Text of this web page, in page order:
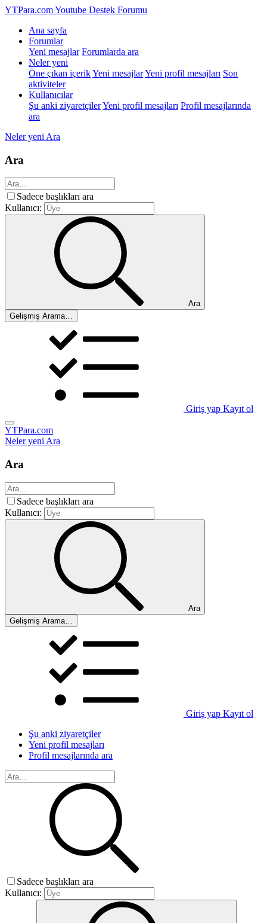
YTPara.comYoutube Destek Forumu
Ana sayfa
Forumlar
Yeni mesajlar Forumlarda ara
Neler yeni
Öne çıkan içerikYeni mesajlarYeni profil mesajları Son
aktiviteler
Kullanıcılar
Şu anki ziyaretçilerYeni profil mesajları Profil mesajlarında
ara
Neler yeni Ara
Ara
Sadece başlıkları ara
Kullanıcı:
Ara
Gelişmiş Arama…
Giriş yap Kayıt ol
YTPara.com
Neler yeniAra
Ara
Sadece başlıkları ara
Kullanıcı:
Ara
Gelişmiş Arama…
Giriş yap Kayıt ol
Şu anki ziyaretçiler
Yeni profil mesajları
Profil mesajlarında ara
Sadece başlıkları ara
Kullanıcı: